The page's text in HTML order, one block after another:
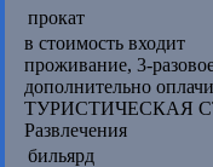
прокат
в стоимость входит
проживание, 3-
дополнительно
ТУРИСТИЧЕСКАЯ
Развлечения
бильярд